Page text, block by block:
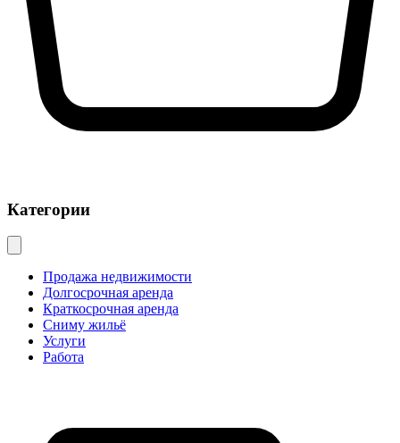
Категории
Продажа недвижимости
Долгосрочная аренда
Краткосрочная аренда
Сниму жильё
Услуги
Работа